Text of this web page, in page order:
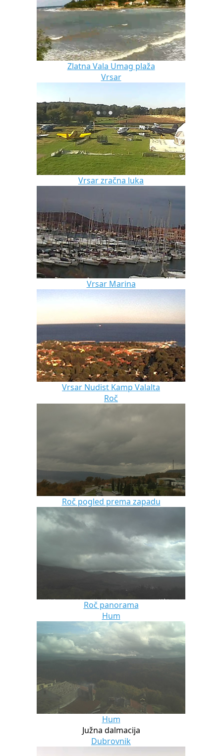
Zlatna Vala Umag plaža
Vrsar
Vrsar zračna luka
Vrsar Marina
Vrsar Nudist Kamp Valalta
Roč
Roč pogled prema zapadu
Roč panorama
Hum
Hum
Južna dalmacija
Dubrovnik